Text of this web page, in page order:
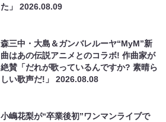
た」2026.08.09
森三中・大島＆ガンバレルーヤ“MyM”新
曲はあの伝説アニメとのコラボ! 作曲家が
絶賛「だれが歌っているんですか? 素晴ら
しい歌声だ!」2026.08.08
小嶋花梨が“卒業後初”ワンマンライブで